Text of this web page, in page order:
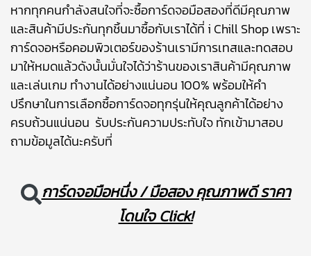
หากทุกคนกำลังสนใจที่จะซื้อการ์ดจอมือสองที่ดีมีคุณภาพ
และสินค้ามีประกันทุกชิ้นมาซื้อกับเราได้ที่ i Chill Shop เพราะ
การ์ดจอหรือคอมพิวเตอร์ของร้านเรามีการเทสและทดสอบ
มาให้หมดแล้วดังนั้นมั่นใจได้ว่าร้านของเราสินค้ามีคุณภาพ
และเล่นเกม ทำงานได้อย่างแน่นอน 100% พร้อมให้คำ
ปรึกษาในการเลือกซื้อการ์ดจอทุกรุ่นให้คุณลูกค้าได้อย่าง
ครบถ้วนแน่นอน รับประกันความประทับใจ ทักเข้ามาสอบ
ถามข้อมูลได้นะครับที่
การ์ดจอมือหนึ่ง / มือสอง คุณภาพดี ราคา
โดนใจ Click!